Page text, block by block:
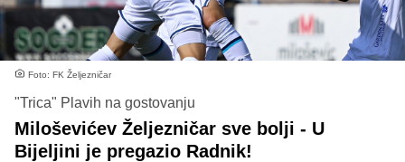
Foto: FK Željezničar
"Trica" Plavih na gostovanju
Miloševićev Željezničar sve bolji - U
Bijeljini je pregazio Radnik!